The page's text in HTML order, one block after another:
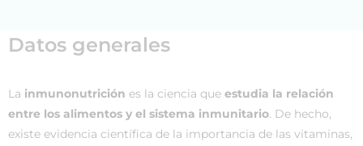
Datos generales
La inmunonutrición es la ciencia que estudia la relación
entre los alimentos y el sistema inmunitario. De hecho,
existe evidencia científica de la importancia de las vitaminas,